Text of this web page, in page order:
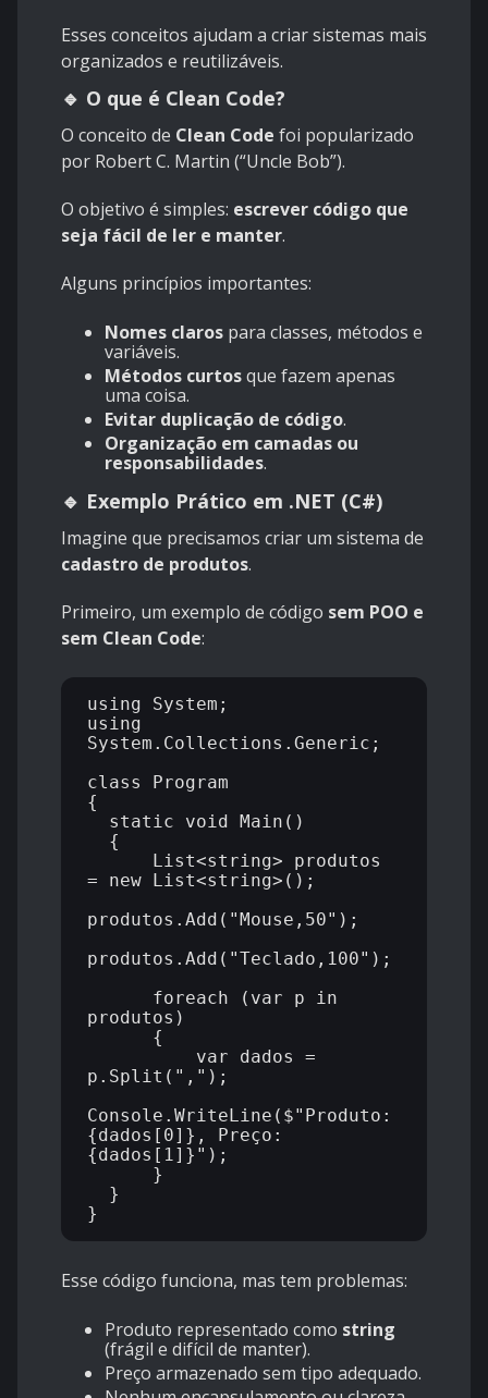
Esses conceitos ajudam a criar sistemas mais
organizados e reutilizáveis.
🔹 O que é Clean Code?
O conceito de Clean Code foi popularizado
por Robert C. Martin (“Uncle Bob”).
O objetivo é simples: escrever código que
seja fácil de ler e manter.
Alguns princípios importantes:
Nomes claros para classes, métodos e
variáveis.
Métodos curtosque fazem apenas
uma coisa.
Evitar duplicação de código.
Organização em camadas ou
responsabilidades.
🔹 Exemplo Prático em .NET (C#)
Imagine que precisamos criar um sistema de
cadastro de produtos.
Primeiro, um exemplo de código sem POO e
sem Clean Code:
using System;
using
System.Collections.Generic;
class Program
{
= new List<string>();
produtos.Add("Mouse,50");
produtos.Add("Teclado,100");
produtos)
p.Split(",");
Console.WriteLine($"Produto:
{dados[0]}, Preço:
{dados[1]}");
Esse código funciona, mas tem problemas:
Produto representado como string
(frágil e difícil de manter).
Preço armazenado sem tipo adequado.